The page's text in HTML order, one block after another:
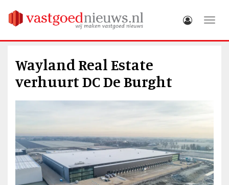
Wayland Real Estate
verhuurt DC De Burght